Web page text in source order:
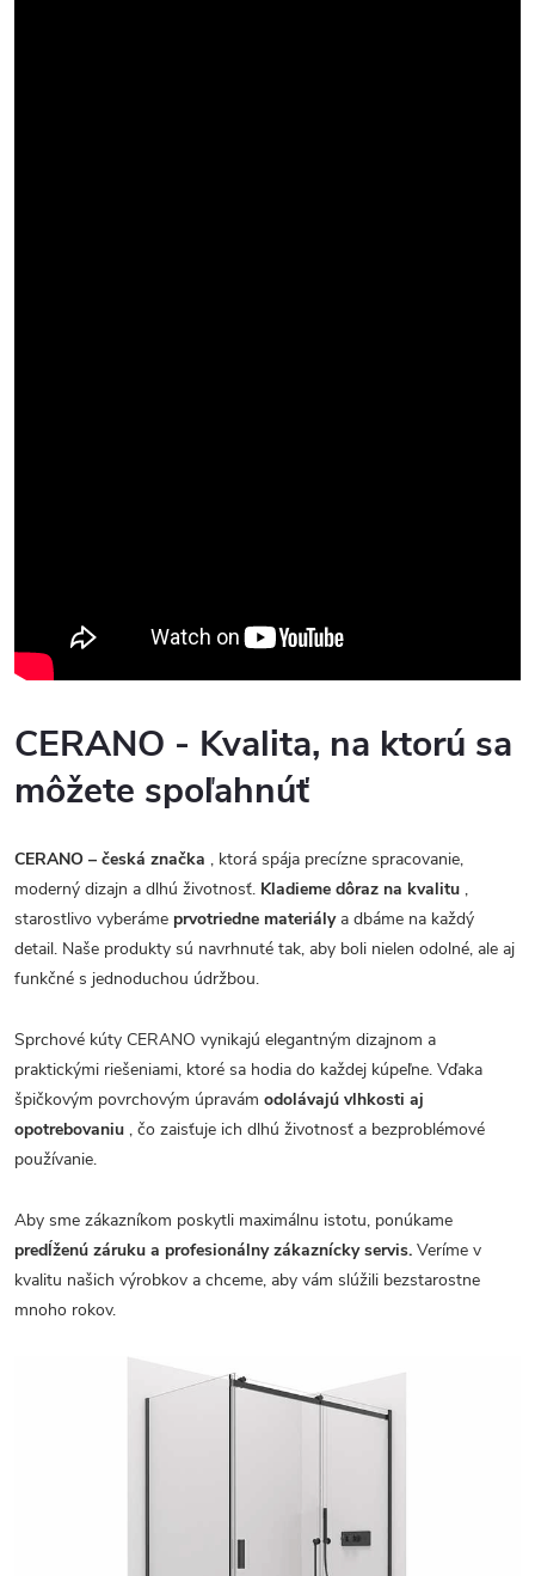
CERANO - Kvalita, na ktorú sa
môžete spoľahnúť
CERANO – česká značka , ktorá spája precízne spracovanie,
moderný dizajn a dlhú životnosť. Kladieme dôraz na kvalitu ,
starostlivo vyberáme prvotriedne materiálya dbáme na každý
detail. Naše produkty sú navrhnuté tak, aby boli nielen odolné, ale aj
funkčné s jednoduchou údržbou.
Sprchové kúty CERANO vynikajú elegantným dizajnom a
praktickými riešeniami, ktoré sa hodia do každej kúpeľne. Vďaka
špičkovým povrchovým úpravám odolávajú vlhkosti aj
opotrebovaniu , čo zaisťuje ich dlhú životnosť a bezproblémové
používanie.
Aby sme zákazníkom poskytli maximálnu istotu, ponúkame
predĺženú záruku a profesionálny zákaznícky servis. Veríme v
kvalitu našich výrobkov a chceme, aby vám slúžili bezstarostne
mnoho rokov.